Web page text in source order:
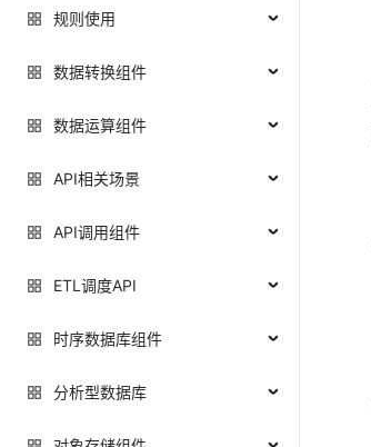
规则使用
数据转换组件
数据运算组件
API相关场景
API调用组件
ETL调度API
时序数据库组件
分析型数据库